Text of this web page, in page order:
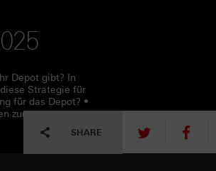
Depot gibt? In
Strategie für
für das Depot? •
zur
SHARE tweet